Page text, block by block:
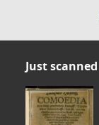
Just scanned